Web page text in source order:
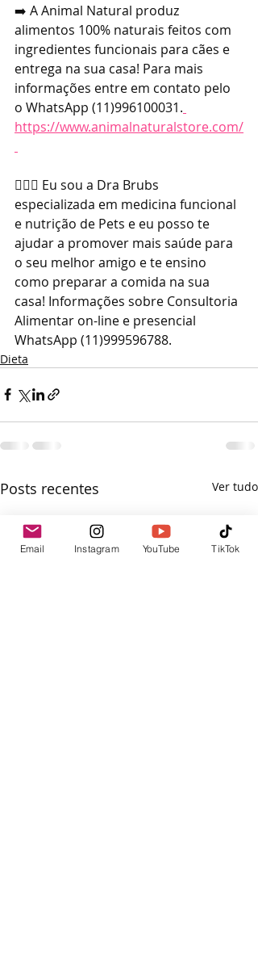
➡️ A Animal Natural produz
alimentos 100% naturais feitos com
ingredientes funcionais para cães e
entrega na sua casa! Para mais
informações entre em contato pelo
o WhatsApp (11)996100031.
https://www.animalnaturalstore.com/
👩🏼‍⚕️ Eu sou a Dra Brubs
especializada em medicina funcional
e nutrição de Pets e eu posso te
ajudar a promover mais saúde para
o seu melhor amigo e te ensino
como preparar a comida na sua
casa! Informações sobre Consultoria
Alimentar on-line e presencial
WhatsApp (11)999596788.
Dieta
Posts recentes Ver tudo
Email Instagram YouTube TikTok